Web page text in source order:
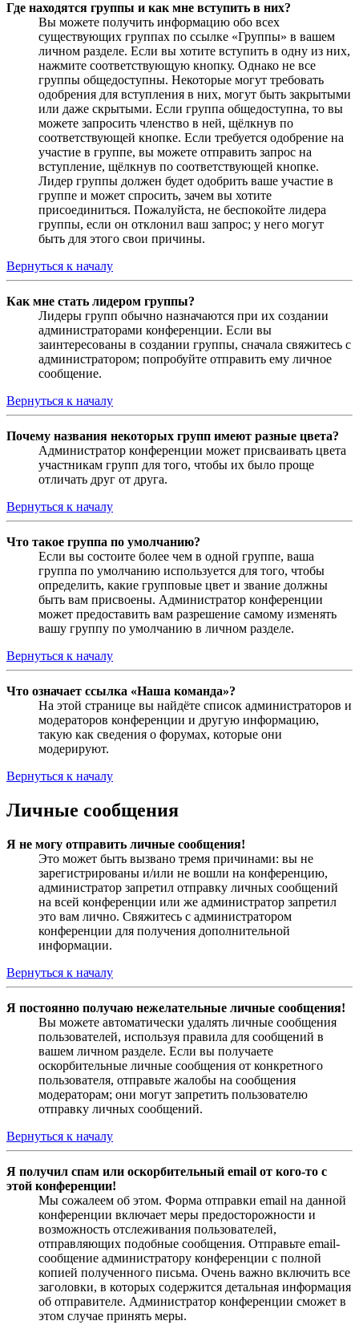
Где находятся группы и как мне вступить в них?
Вы можете получить информацию обо всех
существующих группах по ссылке «Группы» в вашем
личном разделе. Если вы хотите вступить в одну из них,
нажмите соответствующую кнопку. Однако не все
группы общедоступны. Некоторые могут требовать
одобрения для вступления в них, могут быть закрытыми
или даже скрытыми. Если группа общедоступна, то вы
можете запросить членство в ней, щёлкнув по
соответствующей кнопке. Если требуется одобрение на
участие в группе, вы можете отправить запрос на
вступление, щёлкнув по соответствующей кнопке.
Лидер группы должен будет одобрить ваше участие в
группе и может спросить, зачем вы хотите
присоединиться. Пожалуйста, не беспокойте лидера
группы, если он отклонил ваш запрос; у него могут
быть для этого свои причины.
Вернуться к началу
Как мне стать лидером группы?
Лидеры групп обычно назначаются при их создании
администраторами конференции. Если вы
заинтересованы в создании группы, сначала свяжитесь с
администратором; попробуйте отправить ему личное
сообщение.
Вернуться к началу
Почему названия некоторых групп имеют разные цвета?
Администратор конференции может присваивать цвета
участникам групп для того, чтобы их было проще
отличать друг от друга.
Вернуться к началу
Что такое группа по умолчанию?
Если вы состоите более чем в одной группе, ваша
группа по умолчанию используется для того, чтобы
определить, какие групповые цвет и звание должны
быть вам присвоены. Администратор конференции
может предоставить вам разрешение самому изменять
вашу группу по умолчанию в личном разделе.
Вернуться к началу
Что означает ссылка «Наша команда»?
На этой странице вы найдёте список администраторов и
модераторов конференции и другую информацию,
такую как сведения о форумах, которые они
модерируют.
Вернуться к началу
Личные сообщения
Я не могу отправить личные сообщения!
Это может быть вызвано тремя причинами: вы не
зарегистрированы и/или не вошли на конференцию,
администратор запретил отправку личных сообщений
на всей конференции или же администратор запретил
это вам лично. Свяжитесь с администратором
конференции для получения дополнительной
информации.
Вернуться к началу
Я постоянно получаю нежелательные личные сообщения!
Вы можете автоматически удалять личные сообщения
пользователей, используя правила для сообщений в
вашем личном разделе. Если вы получаете
оскорбительные личные сообщения от конкретного
пользователя, отправьте жалобы на сообщения
модераторам; они могут запретить пользователю
отправку личных сообщений.
Вернуться к началу
Я получил спам или оскорбительный email от кого-то с
этой конференции!
Мы сожалеем об этом. Форма отправки email на данной
конференции включает меры предосторожности и
возможность отслеживания пользователей,
отправляющих подобные сообщения. Отправьте email-
сообщение администратору конференции с полной
копией полученного письма. Очень важно включить все
заголовки, в которых содержится детальная информация
об отправителе. Администратор конференции сможет в
этом случае принять меры.